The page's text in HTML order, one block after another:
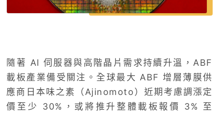
隨著 AI 伺服器與高階晶片需求持續升溫，ABF
載板產業備受關注。全球最大 ABF 增層薄膜供
應商日本味之素（Ajinomoto）近期考慮調漲定
價至少 30%，或將推升整體載板報價 3% 至